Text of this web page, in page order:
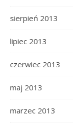
sierpień 2013
lipiec 2013
czerwiec 2013
maj 2013
marzec 2013